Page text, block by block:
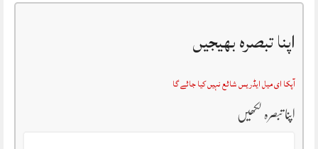
اپنا تبصرہ بھیجیں
آپکا ای میل ایڈریس شائع نہیں کیا جائے گا
اپنا تبصرہ لکھیں